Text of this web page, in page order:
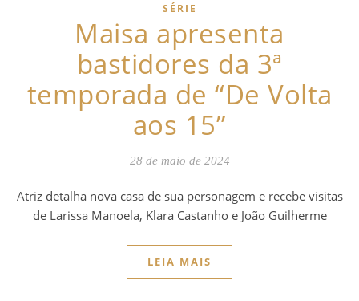
SÉRIE
Maisa apresenta
bastidores da 3ª
temporada de “De Volta
aos 15”
28 de maio de 2024
Atriz detalha nova casa de sua personagem e recebe visitas
de Larissa Manoela, Klara Castanho e João Guilherme
LEIA MAIS